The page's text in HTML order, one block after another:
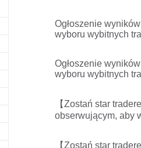
Ogłoszenie
wyboru wybitnych
Ogłoszenie
wyboru wybitnych
【Zostań star
obserwującym, aby
【Zostań star